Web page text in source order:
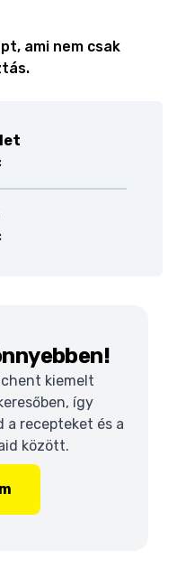
ami nem csak
kiemelt
így
a recepteket és a
között.